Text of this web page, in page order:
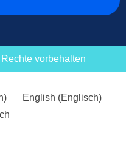
vorbehalten
) English (Englisch)